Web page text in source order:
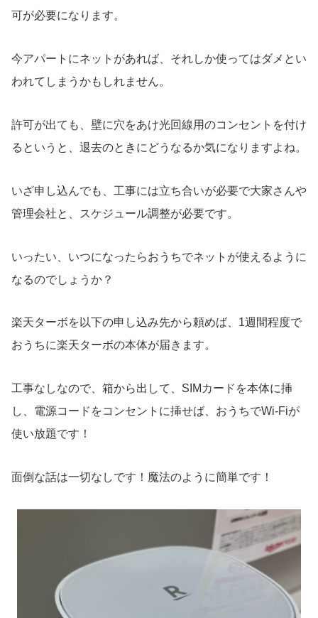
可が必要になります。
今アパートにネットがあれば、それしか使ってはダメとい
われてしまうかもしれません。
許可が出ても、壁に穴をあけ光回線用のコンセントを付け
るというと、退去のときにどうなるか気になりますよね。
いざ申し込んでも、工事には立ち合いが必要で大家さんや
管理会社と、スケジュール調整が必要です。
いったい、いつになったらおうちでネットが使えるように
なるのでしょうか？
楽天ターボを以下の申し込み先から頼めば、1週間程度で
おうちに楽天ターボの本体が届きます。
工事なしなので、箱から出して、SIMカードを本体に挿
し、電源コードをコンセントに挿せば、おうちでWi-Fiが
使い放題です！
面倒な話は一切なしです！魔法のように簡単です！